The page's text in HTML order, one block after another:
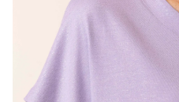
218574-802